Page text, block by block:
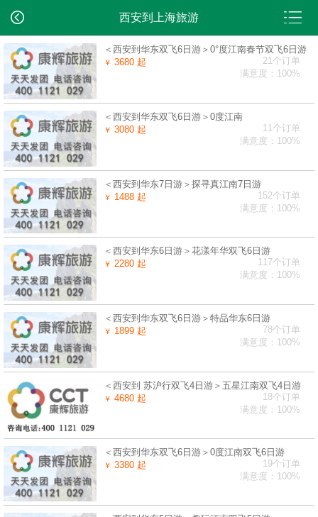
西安到上海旅游
＜西安到华东双飞6日游＞0°度江南春节双飞6日游
￥ 3680 起
21个订单
满意度：100%
＜西安到华东双飞6日游＞0度江南
￥ 3080 起
11个订单
满意度：100%
＜西安到华东7日游＞探寻真江南7日游
￥ 1488 起
152个订单
满意度：100%
＜西安到华东6日游＞花漾年华双飞6日游
￥ 2280 起
117个订单
满意度：100%
＜西安到华东双飞6日游＞特品华东6日游
￥ 1899 起
78个订单
满意度：100%
＜西安到 苏沪行双飞4日游＞五星江南双飞4日游
￥ 4680 起
18个订单
满意度：100%
＜西安到华东双飞6日游＞0度江南双飞6日游
￥ 3380 起
19个订单
满意度：100%